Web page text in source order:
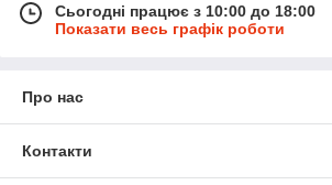
Сьогодні працює з 10:00 до 18:00
Показати весь графік роботи
Про нас
Контакти